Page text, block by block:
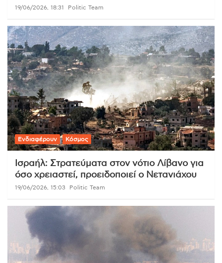
19/06/2026, 18:31 Politic Team
Ενδιαφέρουν Κόσμος
Ισραήλ: Στρατεύματα στον νότιο Λίβανο για
όσο χρειαστεί, προειδοποιεί ο Νετανιάχου
19/06/2026, 15:03 Politic Team